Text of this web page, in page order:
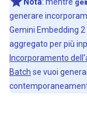
generare
Gemini Embedding
aggregato per più
Incorporamento
Batch se vuoi